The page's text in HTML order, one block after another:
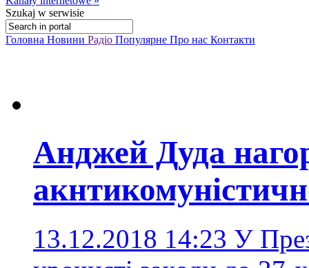
Szukaj w serwisie
Головна Новини Радіо Популярне Про нас Контакти
Анджей Дуда
13.12.2018 14:23 У